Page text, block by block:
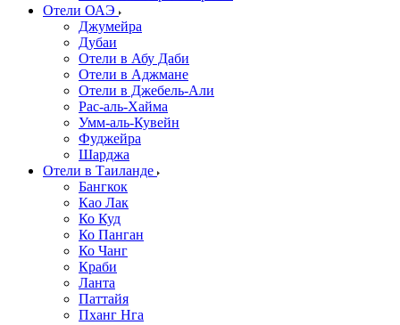
Отели ОАЭ
Джумейра
Дубаи
Отели в Абу Даби
Отели в Аджмане
Отели в Джебель-Али
Рас-аль-Хайма
Умм-аль-Кувейн
Фуджейра
Шарджа
Отели в Таиланде
Бангкок
Као Лак
Ко Куд
Ко Панган
Ко Чанг
Краби
Ланта
Паттайя
Пханг Нга